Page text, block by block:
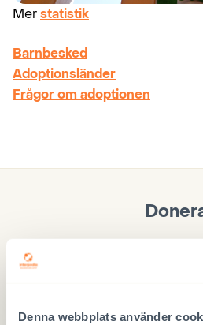
Denna webbplats använder
Merstatistik
Barnbesked
Adoptionsländer
Frågor om adoptionen
Stöd barnen i ett
säkerställa en bra